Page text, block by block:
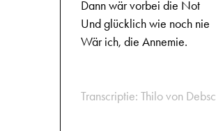
Dann wär vorbei die Not
Und glücklich wie noch nie
Wär ich, die Annemie.
Transcriptie: Thilo von